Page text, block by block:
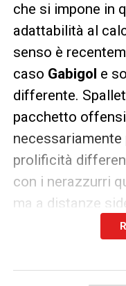
che si impone in
adattabilità al
senso è
caso Gabigol e
differente.
pacchetto
prolificità
con i nerazzurri
ma a distanze